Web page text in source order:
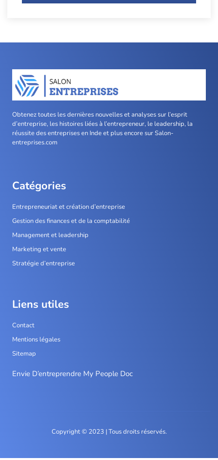
Obtenez toutes les dernières nouvelles et analyses sur l’esprit
d’entreprise, les histoires liées à l’entrepreneur, le leadership, la
réussite des entreprises en Inde et plus encore sur Salon-
entreprises.com
Catégories
Entrepreneuriat et création d’entreprise
Gestion des finances et de la comptabilité
Management et leadership
Marketing et vente
Stratégie d’entreprise
Liens utiles
Contact
Mentions légales
Sitemap
Envie D’entreprendre My People Doc
Copyright © 2023 | Tous droits réservés.